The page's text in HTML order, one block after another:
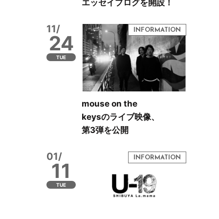
エッセイブログを開設！
11/
24
TUE
mouse on the
keysのライブ映像、
第3弾を公開
01/
11
TUE